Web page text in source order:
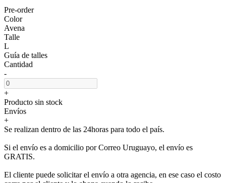
Pre-order
Color
Avena
Talle
L
Guía de talles
Cantidad
-
+
Producto sin stock
Envíos
+
Se realizan dentro de las 24horas para todo el país.
Si el envío es a domicilio por Correo Uruguayo, el envío es
GRATIS.
El cliente puede solicitar el envío a otra agencia, en ese caso el costo